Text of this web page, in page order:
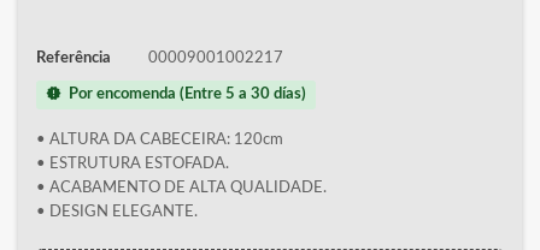
Referência 00009001002217
new_releases Por encomenda (Entre 5 a 30 días)
• ALTURA DA CABECEIRA: 120cm
• ESTRUTURA ESTOFADA.
• ACABAMENTO DE ALTA QUALIDADE.
• DESIGN ELEGANTE.